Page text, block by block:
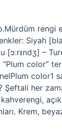
rengi
Siyah
[ɔːrɪndʒ] –
color”
color1
Şeftali her
Krem,